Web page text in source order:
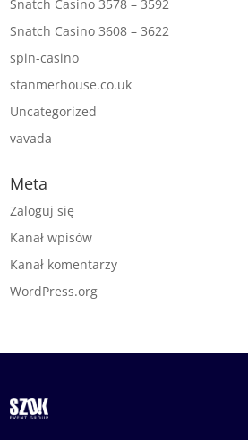
Snatch Casino 3578 – 3592
Snatch Casino 3608 – 3622
spin-casino
stanmerhouse.co.uk
Uncategorized
vavada
Meta
Zaloguj się
Kanał wpisów
Kanał komentarzy
WordPress.org